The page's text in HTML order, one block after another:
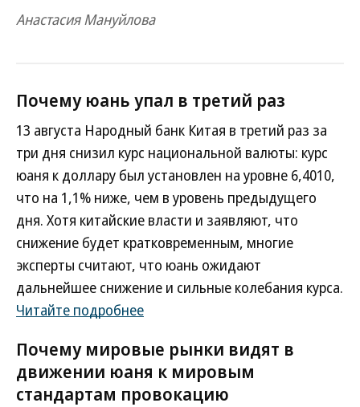
Анастасия Мануйлова
Почему юань упал в третий раз
13 августа Народный банк Китая в третий раз за
три дня снизил курс национальной валюты: курс
юаня к доллару был установлен на уровне 6,4010,
что на 1,1% ниже, чем в уровень предыдущего
дня. Хотя китайские власти и заявляют, что
снижение будет кратковременным, многие
эксперты считают, что юань ожидают
дальнейшее снижение и сильные колебания курса.
Читайте подробнее
Почему мировые рынки видят в
движении юаня к мировым
стандартам провокацию